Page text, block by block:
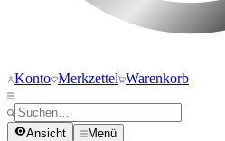
Konto Merkzettel Warenkorb
Ansicht Menü